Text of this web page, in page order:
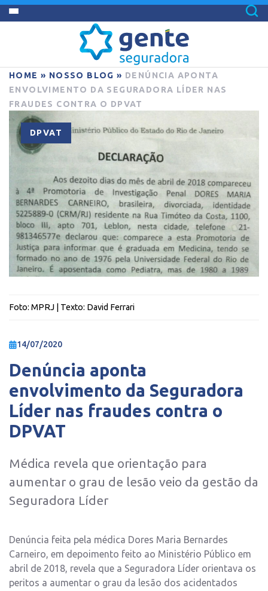
HOME » NOSSO BLOG » DENÚNCIA APONTA
ENVOLVIMENTO DA SEGURADORA LÍDER NAS
FRAUDES CONTRA O DPVAT
DPVAT
Foto: MPRJ | Texto: David Ferrari
14/07/2020
Denúncia aponta
envolvimento da Seguradora
Líder nas fraudes contra o
DPVAT
Médica revela que orientação para
aumentar o grau de lesão veio da gestão da
Seguradora Líder
Denúncia feita pela médica Dores Maria Bernardes
Carneiro, em depoimento feito ao Ministério Público em
abril de 2018, revela que a Seguradora Líder orientava os
peritos a aumentar o grau da lesão dos acidentados